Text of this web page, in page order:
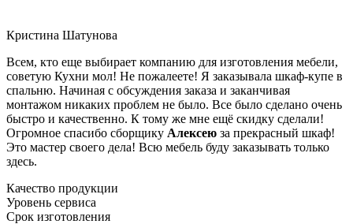
Кристина Шатунова
Всем, кто еще выбирает компанию для изготовления мебели,
советую Кухни мол! Не пожалеете! Я заказывала шкаф-купе в
спальню. Начиная с обсуждения заказа и заканчивая
монтажом никаких проблем не было. Все было сделано очень
быстро и качественно. К тому же мне ещё скидку сделали!
Огромное спасибо сборщику Алексею за прекрасный шкаф!
Это мастер своего дела! Всю мебель буду заказывать только
здесь.
Качество продукции
Уровень сервиса
Срок изготовления